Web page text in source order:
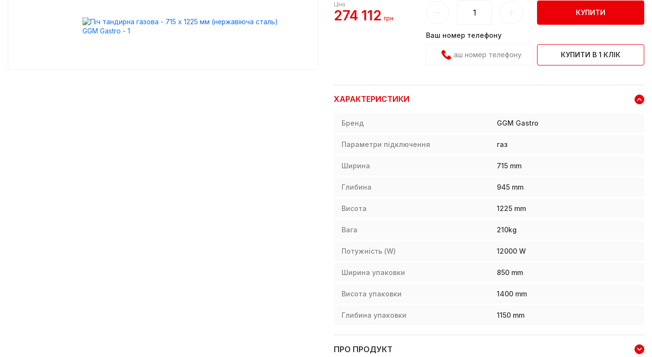
Ціна
274 112 грн
КУПИТИ
Ваш номер телефону
КУПИТИ В 1 КЛІК
ХАРАКТЕРИСТИКИ
Бренд GGM Gastro
Параметри підключення газ
Ширина 715 mm
Глибина 945 mm
Висота 1225 mm
Вага 210kg
Потужність (W) 12000 W
Ширина упаковки 850 mm
Висота упаковки 1400 mm
Глибина упаковки 1150 mm
ПРО ПРОДУКТ